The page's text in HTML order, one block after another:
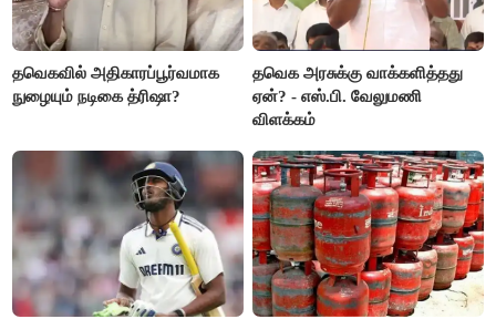
தவெகவில் அதிகாரப்பூர்வமாக
நுழையும் நடிகை த்ரிஷா?
தவெக அரசுக்கு வாக்களித்தது
ஏன்? - எஸ்.பி. வேலுமணி
விளக்கம்